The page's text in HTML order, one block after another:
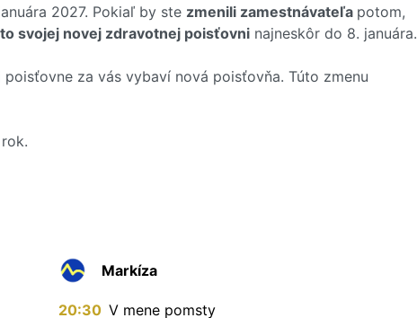
2027. Pokiaľ by ste zmenili zamestnávateľa potom,
svojej novej zdravotnej poisťovni najneskôr do 8. januára.
za vás vybaví nová poisťovňa. Túto zmenu
Markíza
20:30 V mene pomsty